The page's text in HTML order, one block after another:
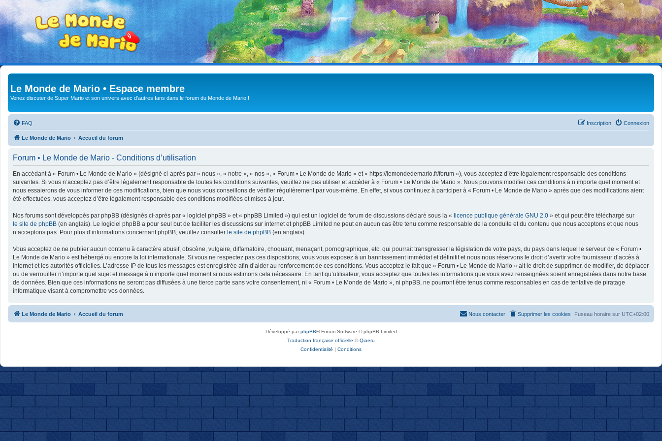
Le Monde de Mario • Espace membre
Venez discuter de Super Mario et son univers avec d'autres fans dans le forum du Monde de Mario !
FAQ Connexion
Inscription
Le Monde de Mario Accueil du forum
Forum • Le Monde de Mario - Conditions d’utilisation
En accédant à « Forum • Le Monde de Mario » (désigné ci-après par « nous », « notre », « nos », « Forum • Le Monde de Mario » et « https://lemondedemario.fr/forum »), vous acceptez d’être légalement responsable des conditions
suivantes. Si vous n’acceptez pas d’être légalement responsable de toutes les conditions suivantes, veuillez ne pas utiliser et accéder à « Forum • Le Monde de Mario ». Nous pouvons modifier ces conditions à n’importe quel moment et
nous essaierons de vous informer de ces modifications, bien que nous vous conseillons de vérifier régulièrement par vous-même. En effet, si vous continuez à participer à « Forum • Le Monde de Mario » après que des modifications aient
été effectuées, vous acceptez d’être légalement responsable des conditions modifiées et mises à jour.
Nos forums sont développés par phpBB (désignés ci-après par « logiciel phpBB » et « phpBB Limited ») qui est un logiciel de forum de discussions déclaré sous la « licence publique générale GNU 2.0 » et qui peut être téléchargé sur
le site de phpBB (en anglais). Le logiciel phpBB a pour seul but de faciliter les discussions sur internet et phpBB Limited ne peut en aucun cas être tenu comme responsable de la conduite et du contenu que nous acceptons et que nous
n’acceptons pas. Pour plus d’informations concernant phpBB, veuillez consulter le site de phpBB (en anglais).
Vous acceptez de ne publier aucun contenu à caractère abusif, obscène, vulgaire, diffamatoire, choquant, menaçant, pornographique, etc. qui pourrait transgresser la législation de votre pays, du pays dans lequel le serveur de « Forum •
Le Monde de Mario » est hébergé ou encore la loi internationale. Si vous ne respectez pas ces dispositions, vous vous exposez à un bannissement immédiat et définitif et nous nous réservons le droit d’avertir votre fournisseur d’accès à
internet et les autorités officielles. L’adresse IP de tous les messages est enregistrée afin d’aider au renforcement de ces conditions. Vous acceptez le fait que « Forum • Le Monde de Mario » ait le droit de supprimer, de modifier, de déplacer
ou de verrouiller n’importe quel sujet et message à n’importe quel moment si nous estimons cela nécessaire. En tant qu’utilisateur, vous acceptez que toutes les informations que vous avez renseignées soient enregistrées dans notre base
de données. Bien que ces informations ne seront pas diffusées à une tierce partie sans votre consentement, ni « Forum • Le Monde de Mario », ni phpBB, ne pourront être tenus comme responsables en cas de tentative de piratage
informatique visant à compromettre vos données.
Le Monde de Mario Accueil du forum Fuseau horaire sur UTC+02:00
Supprimer les cookies
Nous contacter
Développé parphpBB® Forum Software © phpBB Limited
Traduction française officielle ©Qiaeru
Confidentialité | Conditions